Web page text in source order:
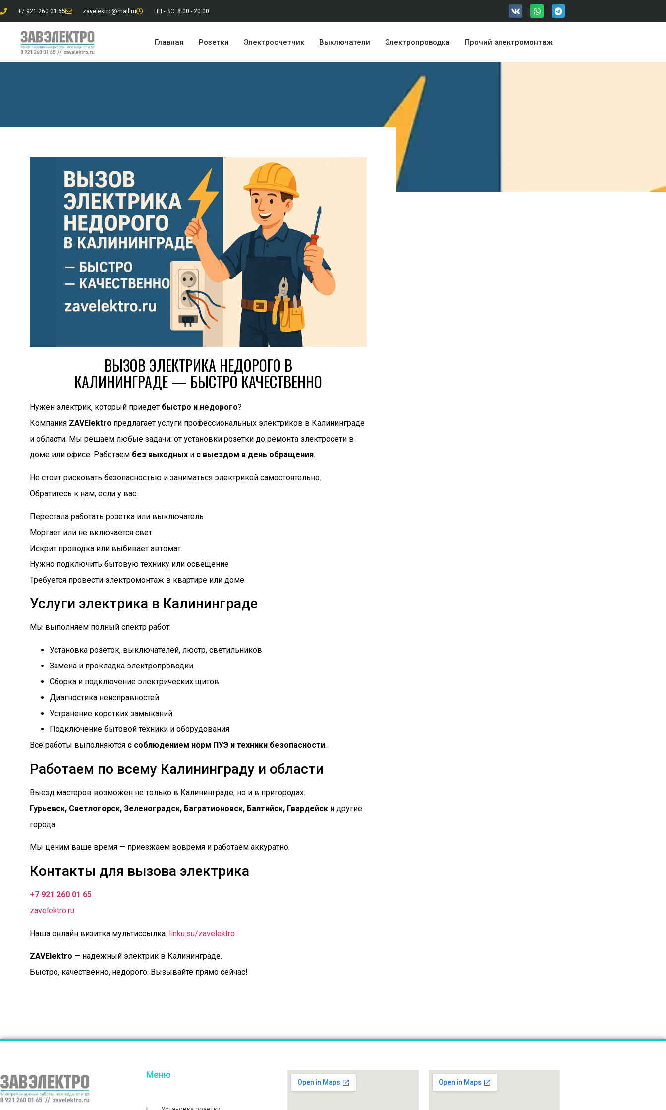
+7 921 260 01 65 zavelektro@mail.ru ПН - ВС: 8:00 - 20:00
Главная Розетки Электросчетчик Выключатели Электропроводка Прочий электромонтаж
ВЫЗОВ ЭЛЕКТРИКА НЕДОРОГО В
КАЛИНИНГРАДЕ — БЫСТРО КАЧЕСТВЕННО
Нужен электрик, который приедет быстро и недорого?
Компания ZAVElektro предлагает услуги профессиональных электриков в Калининграде
и области. Мы решаем любые задачи: от установки розетки до ремонта электросети в
доме или офисе. Работаем без выходных и с выездом в день обращения.
Не стоит рисковать безопасностью и заниматься электрикой самостоятельно.
Обратитесь к нам, если у вас:
Перестала работать розетка или выключатель
Моргает или не включается свет
Искрит проводка или выбивает автомат
Нужно подключить бытовую технику или освещение
Требуется провести электромонтаж в квартире или доме
Услуги электрика в Калининграде
Мы выполняем полный спектр работ:
Установка розеток, выключателей, люстр, светильников
Замена и прокладка электропроводки
Сборка и подключение электрических щитов
Диагностика неисправностей
Устранение коротких замыканий
Подключение бытовой техники и оборудования
Все работы выполняются с соблюдением норм ПУЭ и техники безопасности.
Работаем по всему Калининграду и области
Выезд мастеров возможен не только в Калининграде, но и в пригородах:
Гурьевск, Светлогорск, Зеленоградск, Багратионовск, Балтийск, Гвардейск и другие
города.
Мы ценим ваше время — приезжаем вовремя и работаем аккуратно.
Контакты для вызова электрика
+7 921 260 01 65
zavelektro.ru
Наша онлайн визитка мультиссылка: linku.su/zavelektro
ZAVElektro — надёжный электрик в Калининграде.
Быстро, качественно, недорого. Вызывайте прямо сейчас!
Меню